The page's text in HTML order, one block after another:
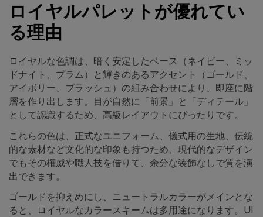
ロイヤルパレットが優れてい
る理由
ロイヤルな色調は、暗く安定したベース（ネイビー、ミッ
ドナイト、プラム）と輝きのあるアクセント（ゴールド、
アイボリー、ブラッシュ）の組み合わせにより、即座に階
層を作り出します。目が自然に「前景」と「ディテール」
として認識するため、高級レイアウトにぴったりです。
これらの色は、正式なユニフォーム、儀式用の生地、伝統
的な素材など文化的な印象も持つため、現代的なデザイン
でもその権威や職人技を借りて、余分な装飾なしで質を演
出できます。
ゴールドを抑えめにし、ニュートラルカラーがメインとな
ると、ロイヤルなカラースキームは多用途になります。UI